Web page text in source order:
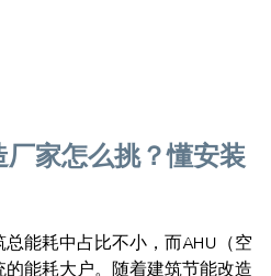
家怎么挑？懂安装
能耗中占比不小，而AHU（空
能耗大户。随着建筑节能改造